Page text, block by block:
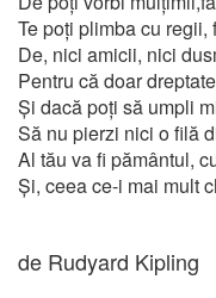
Te poți plimba cu regii,
De, nici amicii, nici
Pentru că doar
Și dacă poți să umpli
Să nu pierzi nici o filă
Al tău va fi pământul,
Și, ceea ce-i mai mult
de Rudyard Kipling